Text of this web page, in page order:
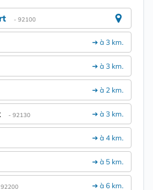
- 92100
➔ à 3 km.
➔ à 3 km.
➔ à 2 km.
➔ à 3 km.
- 92130
➔ à 4 km.
➔ à 5 km.
➔ à 6 km.